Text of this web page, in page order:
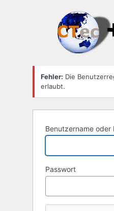
Fehler: Die
erlaubt.
Benutzername oder
Passwort